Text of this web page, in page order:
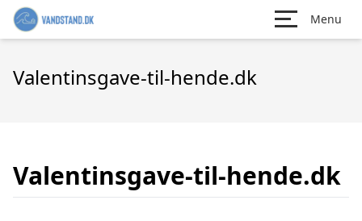
Menu
Valentinsgave-til-hende.dk
Valentinsgave-til-hende.dk